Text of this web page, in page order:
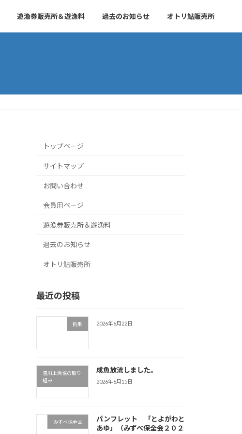
遊漁券販売所＆遊漁料 過去のお知らせ オトリ鮎販売所
トップページ
サイトマップ
お問い合わせ
会員用ページ
遊漁券販売所＆遊漁料
過去のお知らせ
オトリ鮎販売所
最近の投稿
釣果 2026年6月22日
豊川上漁協の取り
組み
成魚放流しました。
2026年6月15日
みずべ保全会
パンフレット 「とよがわと
あゆ」（みずべ保全会２０２